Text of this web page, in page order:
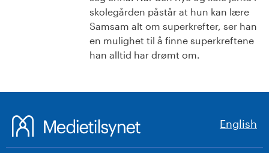
skolegården påstår at hun kan lære
Samsam alt om superkrefter, ser han
en mulighet til å finne superkreftene
han alltid har drømt om.
English